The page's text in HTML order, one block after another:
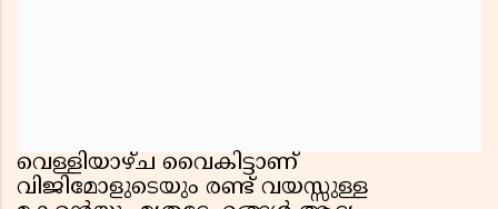
വെള്ളിയാഴ്ച വൈകിട്ടാണ്
വിജിമോളുടെയും രണ്ട് വയസ്സുള്ള